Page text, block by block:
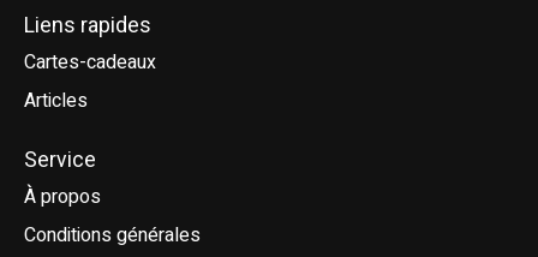
Liens rapides
Cartes-cadeaux
Articles
Service
À propos
Conditions générales